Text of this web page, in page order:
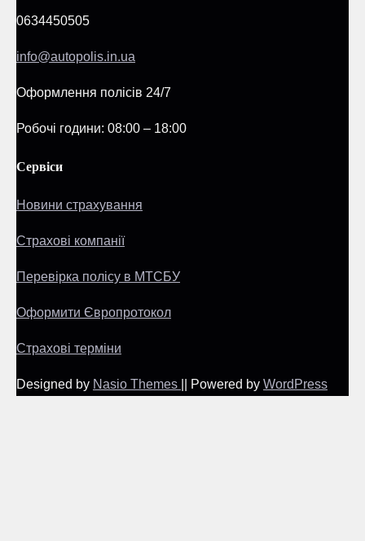
0634450505
info@autopolis.in.ua
Оформлення полісів 24/7
Робочі години: 08:00 – 18:00
Сервіси
Новини страхування
Страхові компанії
Перевірка полісу в МТСБУ
Оформити Європротокол
Страхові терміни
Designed by Nasio Themes Powered by WordPress